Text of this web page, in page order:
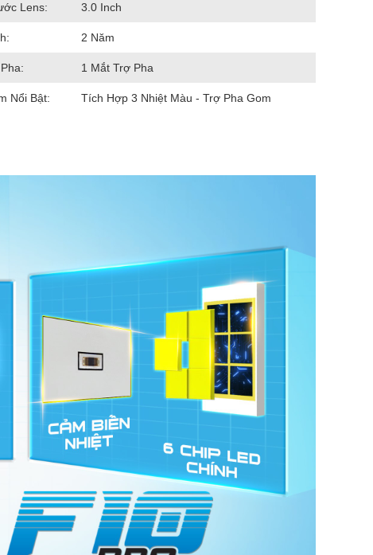
Lens: 3.0 Inch
2 Năm
1 Mắt Trợ Pha
Nổi Bật: Tích Hợp 3 Nhiệt Màu - Trợ Pha Gom